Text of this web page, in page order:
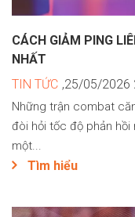
CÁCH GIẢM PING
NHẤT
TIN TỨC ,25/05/2026
Những trận combat
đòi hỏi tốc độ phản hồi
một...
Tìm hiểu